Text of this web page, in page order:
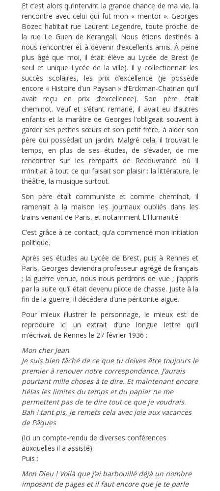
Et c’est alors qu’intervint la grande chance de ma vie, la
rencontre avec celui qui fut mon « mentor ». Georges
Bozec habitait rue Laurent Legendre, toute proche de
la rue Le Guen de Kerangall. Nous étions destinés à
nous rencontrer et à devenir d’excellents amis. À peine
plus âgé que moi, il était élève au Lycée de Brest (le
seul et unique Lycée de la ville). Il y collectionnait les
succès scolaires, les prix d’excellence (je possède
encore « Histoire d’un Paysan » d’Erckman-Chatrian qu’il
avait reçu en prix d’excellence). Son père était
cheminot. Veuf et s’étant remarié, il avait eu d’autres
enfants et la marâtre de Georges l’obligeait souvent à
garder ses petites sœurs et son petit frère, à aider son
père qui possédait un jardin. Malgré cela, il trouvait le
temps, en plus de ses études, de s’évader, de me
rencontrer sur les remparts de Recouvrance où il
m’initiait à tout ce qui faisait son plaisir : la littérature, le
théâtre, la musique surtout.
Son père était communiste et comme cheminot, il
ramenait à la maison les journaux oubliés dans les
trains venant de Paris, et notamment L’Humanité.
C’est grâce à ce contact, qu’a commencé mon initiation
politique.
Après ses études au Lycée de Brest, puis à Rennes et
Paris, Georges deviendra professeur agrégé de français
; la guerre venue, nous nous perdrons de vue ; j’appris
par la suite qu’il était devenu pilote de chasse. Juste à la
fin de la guerre, il décédera d’une péritonite aiguë.
Pour mieux illustrer le personnage, le mieux est de
reproduire ici un extrait d’une longue lettre qu’il
m’écrivait de Rennes le 27 février 1936 :
Mon cher Jean
Je suis bien fâché de ce que tu doives être toujours le
premier à renouer notre correspondance. J’aurais
pourtant mille choses à te dire. Et maintenant encore
hélas les limites du temps et du papier ne me
permettent pas de te dire tout ce que je voudrais.
Bah ! tant pis, je remets cela avec joie aux vacances
de Pâques
(Ici un compte-rendu de diverses conférences
auxquelles il a assisté).
Puis :
Mon Dieu ! Voilà que j’ai barbouillé déjà un nombre
imposant de pages et il faut encore que je te parle